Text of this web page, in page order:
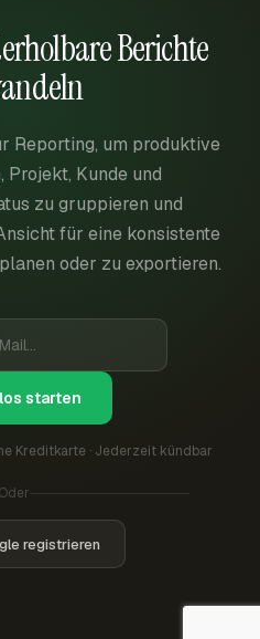
Berichte
Reporting, um produktive
Projekt, Kunde und
zu gruppieren und
für eine konsistente
oder zu exportieren.
starten
Kreditkarte · Jederzeit kündbar
registrieren